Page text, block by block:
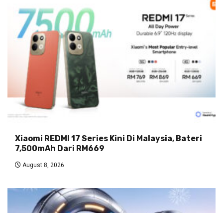
Xiaomi REDMI 17 Series Kini Di Malaysia, Bateri
7,500mAh Dari RM669
August 8, 2026